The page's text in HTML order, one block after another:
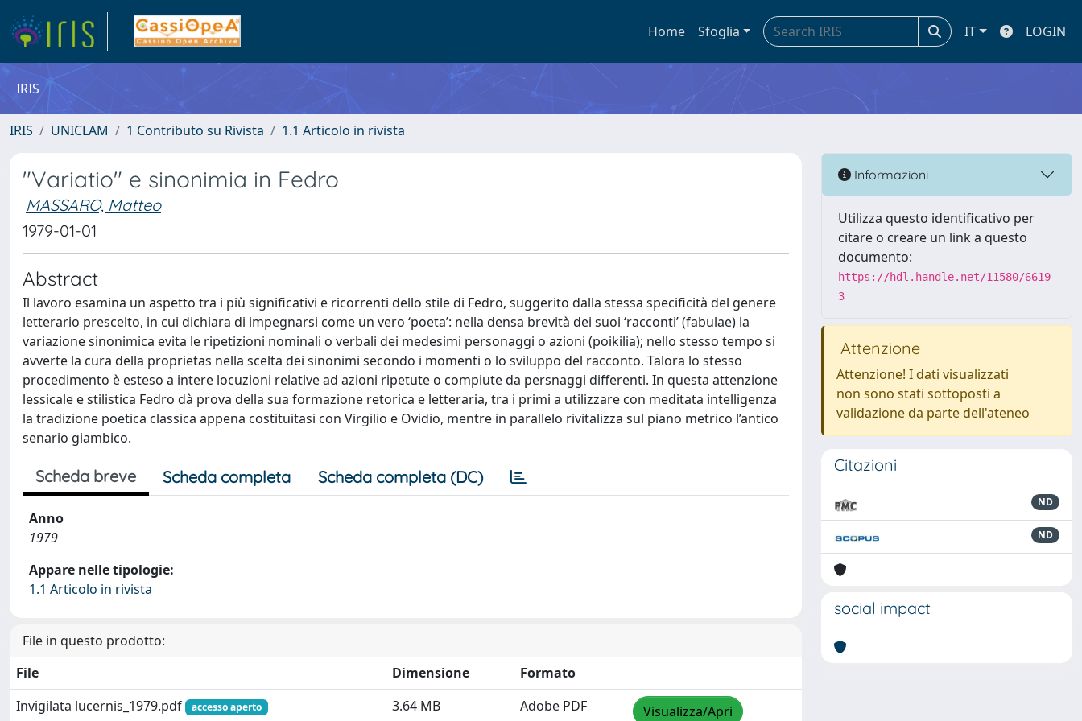
Home Sfoglia IT LOGIN
IRIS
IRIS UNICLAM 1 Contributo su Rivista 1.1 Articolo in rivista
"Variatio" e sinonimia in Fedro
MASSARO, Matteo
1979-01-01
Abstract
Il lavoro esamina un aspetto tra i più significativi e ricorrenti dello stile di Fedro, suggerito dalla stessa specificità del genere
letterario prescelto, in cui dichiara di impegnarsi come un vero ‘poeta’: nella densa brevità dei suoi ‘racconti’ (fabulae) la
variazione sinonimica evita le ripetizioni nominali o verbali dei medesimi personaggi o azioni (poikilia); nello stesso tempo si
avverte la cura della proprietas nella scelta dei sinonimi secondo i momenti o lo sviluppo del racconto. Talora lo stesso
procedimento è esteso a intere locuzioni relative ad azioni ripetute o compiute da persnaggi differenti. In questa attenzione
lessicale e stilistica Fedro dà prova della sua formazione retorica e letteraria, tra i primi a utilizzare con meditata intelligenza
la tradizione poetica classica appena costituitasi con Virgilio e Ovidio, mentre in parallelo rivitalizza sul piano metrico l’antico
senario giambico.
Scheda breve Scheda completa Scheda completa (DC)
Anno
1979
Appare nelle tipologie:
1.1 Articolo in rivista
File in questo prodotto:
File
Dimensione
Formato
Invigilata lucernis_1979.pdf
accesso aperto 3.64 MB Adobe PDF Visualizza/Apri
Informazioni
Utilizza questo identificativo per
citare o creare un link a questo
documento:
https://hdl.handle.net/11580/6619
3
Attenzione
Attenzione! I dati visualizzati
non sono stati sottoposti a
validazione da parte dell'ateneo
Citazioni
ND
ND
social impact